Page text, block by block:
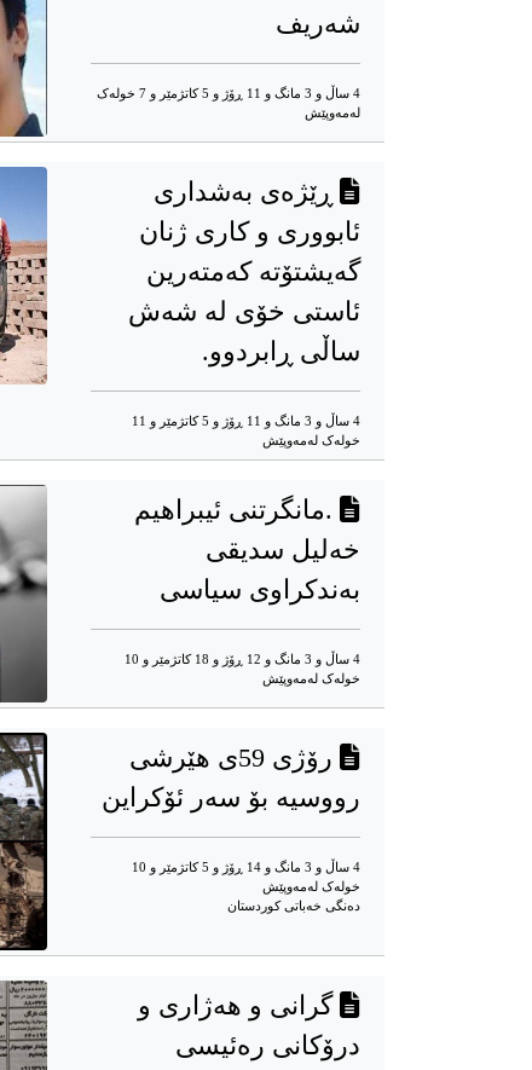
شەریف
4 ساڵ و 3 مانگ و 11 ڕۆژ و 5 کاتژمێر و 7 خوله‌ک
له‌مه‌وپێش‌
ڕێژەی بەشداری
ئابووری و کاری ژنان
گەیشتۆتە کەمتەرین
ئاستی خۆی لە شەش
ساڵی ڕابردوو.
4 ساڵ و 3 مانگ و 11 ڕۆژ و 5 کاتژمێر و 11
خوله‌ک له‌مه‌وپێش‌
.مانگرتنی ئیبراهیم
خەلیل سدیقی
بەندکراوی سیاسی
4 ساڵ و 3 مانگ و 12 ڕۆژ و 18 کاتژمێر و 10
خوله‌ک له‌مه‌وپێش‌
رۆژی 59ی هێرشی
رووسیە بۆ سەر ئۆکراین
4 ساڵ و 3 مانگ و 14 ڕۆژ و 5 کاتژمێر و 10
خوله‌ک له‌مه‌وپێش‌
دەنگی خەباتی کوردستان
گرانی و هەژاری و
درۆکانی رەئیسی